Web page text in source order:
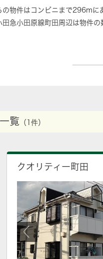
の物件はコンビニまで296mに
田急小田原線町田周辺は物件
覧 （1件）
クオリティー町田